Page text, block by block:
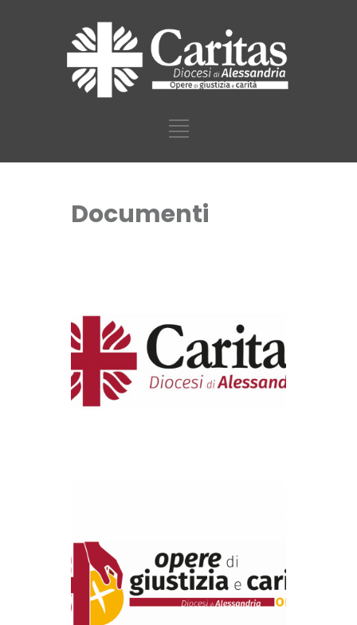
Documenti
Caritas
diocesana di
Alessandria
VAI ALLA PAGINA
Opere di giustizia
e carità
VAI ALLA PAGINA